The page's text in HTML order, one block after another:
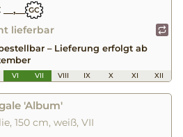
GC
lieferbar
– Lieferung erfolgt ab
VI VII VIII IX X XI XII
'Album'
150 cm, weiß, VII